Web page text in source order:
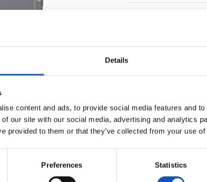
Details
content and ads, to provide social media features and
our site with our social media, advertising and analytics
provided to them or that they’ve collected from your use
Preferences Statistics